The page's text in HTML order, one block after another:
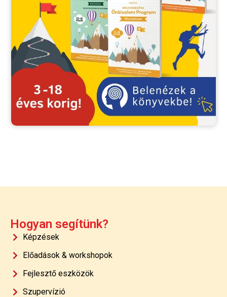
Hogyan segítünk?
Képzések
Előadások & workshopok
Fejlesztő eszközök
Szupervízió